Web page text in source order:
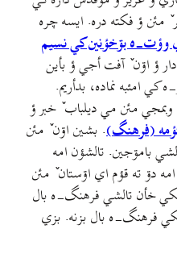
ؤ فکته دره. ايسه چره
وؤت-ه بۊخؤنين کي نسیم
ؤ اۊن ٚ آفت أجي ؤ بأين
امئبه نماده، بدأريم.
وبمجي مئن مي ديلباب ٚ خبر ؤ
(فرهنگ). بشین اۊن ٚ مئن
بامۊجين. تالشؤن امه
دۊ ته قؤم اي اۊستان ٚ مئن
خأن تالشي فرهنگ-ه بال
فرهنگ-ه بال بزنه. بزي